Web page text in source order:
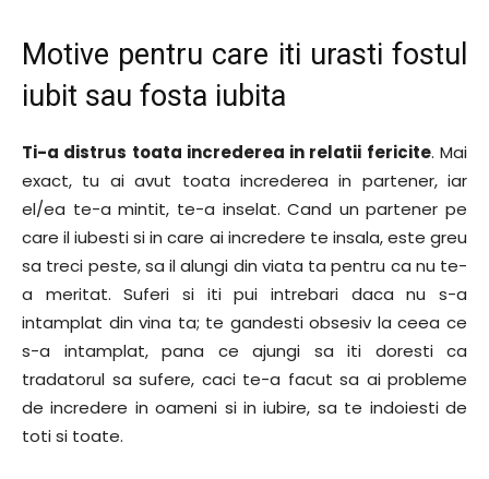
Motive pentru care iti urasti fostul
iubit sau fosta iubita
Ti-a distrus toata increderea in relatii fericite. Mai
exact, tu ai avut toata increderea in partener, iar
el/ea te-a mintit, te-a inselat. Cand un partener pe
care il iubesti si in care ai incredere te insala, este greu
sa treci peste, sa il alungi din viata ta pentru ca nu te-
a meritat. Suferi si iti pui intrebari daca nu s-a
intamplat din vina ta; te gandesti obsesiv la ceea ce
s-a intamplat, pana ce ajungi sa iti doresti ca
tradatorul sa sufere, caci te-a facut sa ai probleme
de incredere in oameni si in iubire, sa te indoiesti de
toti si toate.